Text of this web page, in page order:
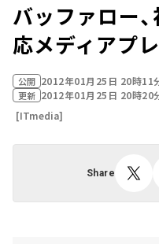
バッファロー
応メディアプ
公開 2012年01月25日 20時11
更新 2012年01月25日 20時20
[ITmedia]
Share